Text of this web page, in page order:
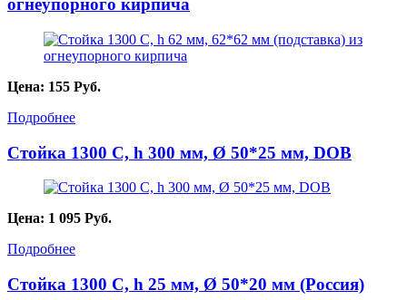
огнеупорного кирпича
Цена: 155 Руб.
Подробнее
Стойка 1300 С, h 300 мм, Ø 50*25 мм, DOB
Цена: 1 095 Руб.
Подробнее
Стойка 1300 С, h 25 мм, Ø 50*20 мм (Россия)